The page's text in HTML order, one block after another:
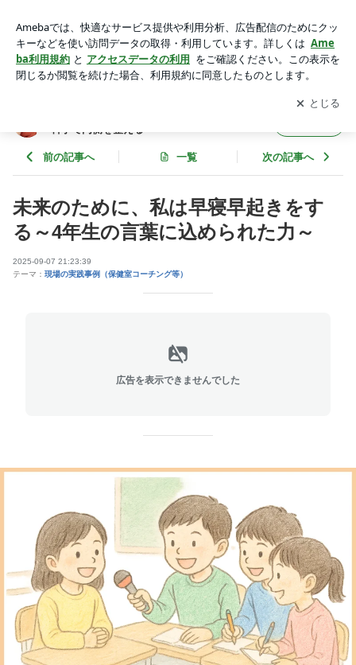
れた力～ | 「実（じつ）」を生きる波動の教え／波動脳科学で
内側を整える
アプリをダウンロードして ブログの更新通知
を受け取りまし
ょう。
開く
科学で内側を整える
前の記事へ 一覧 次の記事へ
未来のために、私は早寝早起きをす
る～4年生の言葉に込められた力～
2025-09-07 21:23:39
テーマ： 現場の実践事例（保健室コーチング等）
広告を表示できませんでした